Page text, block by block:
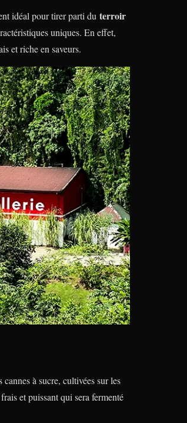
idéal pour tirer parti du terroir
uniques. En effet,
et riche en saveurs.
à sucre, cultivées sur les
et puissant qui sera fermenté